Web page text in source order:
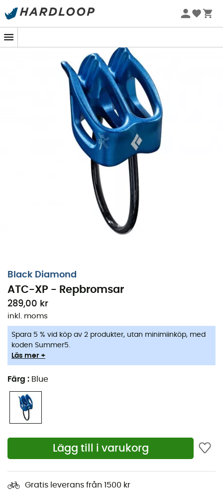
Sommarerbjudanden 🔥 -5 % EXTRA vid köp av 2 produkter*
Black Diamond
ATC-XP - Repbromsar
289,00 kr
inkl. moms
Spara 5 % vid köp av 2 produkter, utan minimiinköp, med
koden Summer5.
Läs mer +
Färg : Blue
Lägg till i varukorg
Gratis leverans från 1500 kr